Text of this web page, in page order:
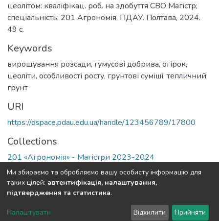
цеолітом: кваліфікац. роб. на здобуття СВО Магістр;
спеціальність: 201 Агрономія, ПДАУ. Полтава, 2024.
49 с.
Keywords
вирощування розсади, гумусові добрива, огірок,
цеоліти, особливості росту, грунтові суміші, тепличний
грунт
URI
https://dspace.pdau.edu.ua/handle/123456789/17800
Collections
201 «Агрономія» - Магістри 2023-2024
Full item page
DSpace software copyright © 2002-2026 LYRASIS
Ми збираємо та обробляємо вашу особисту інформацію для
таких цілей: автентифікація, налаштування,
підтвердження та статистика.
Налаштувати Відхилити Прийняти